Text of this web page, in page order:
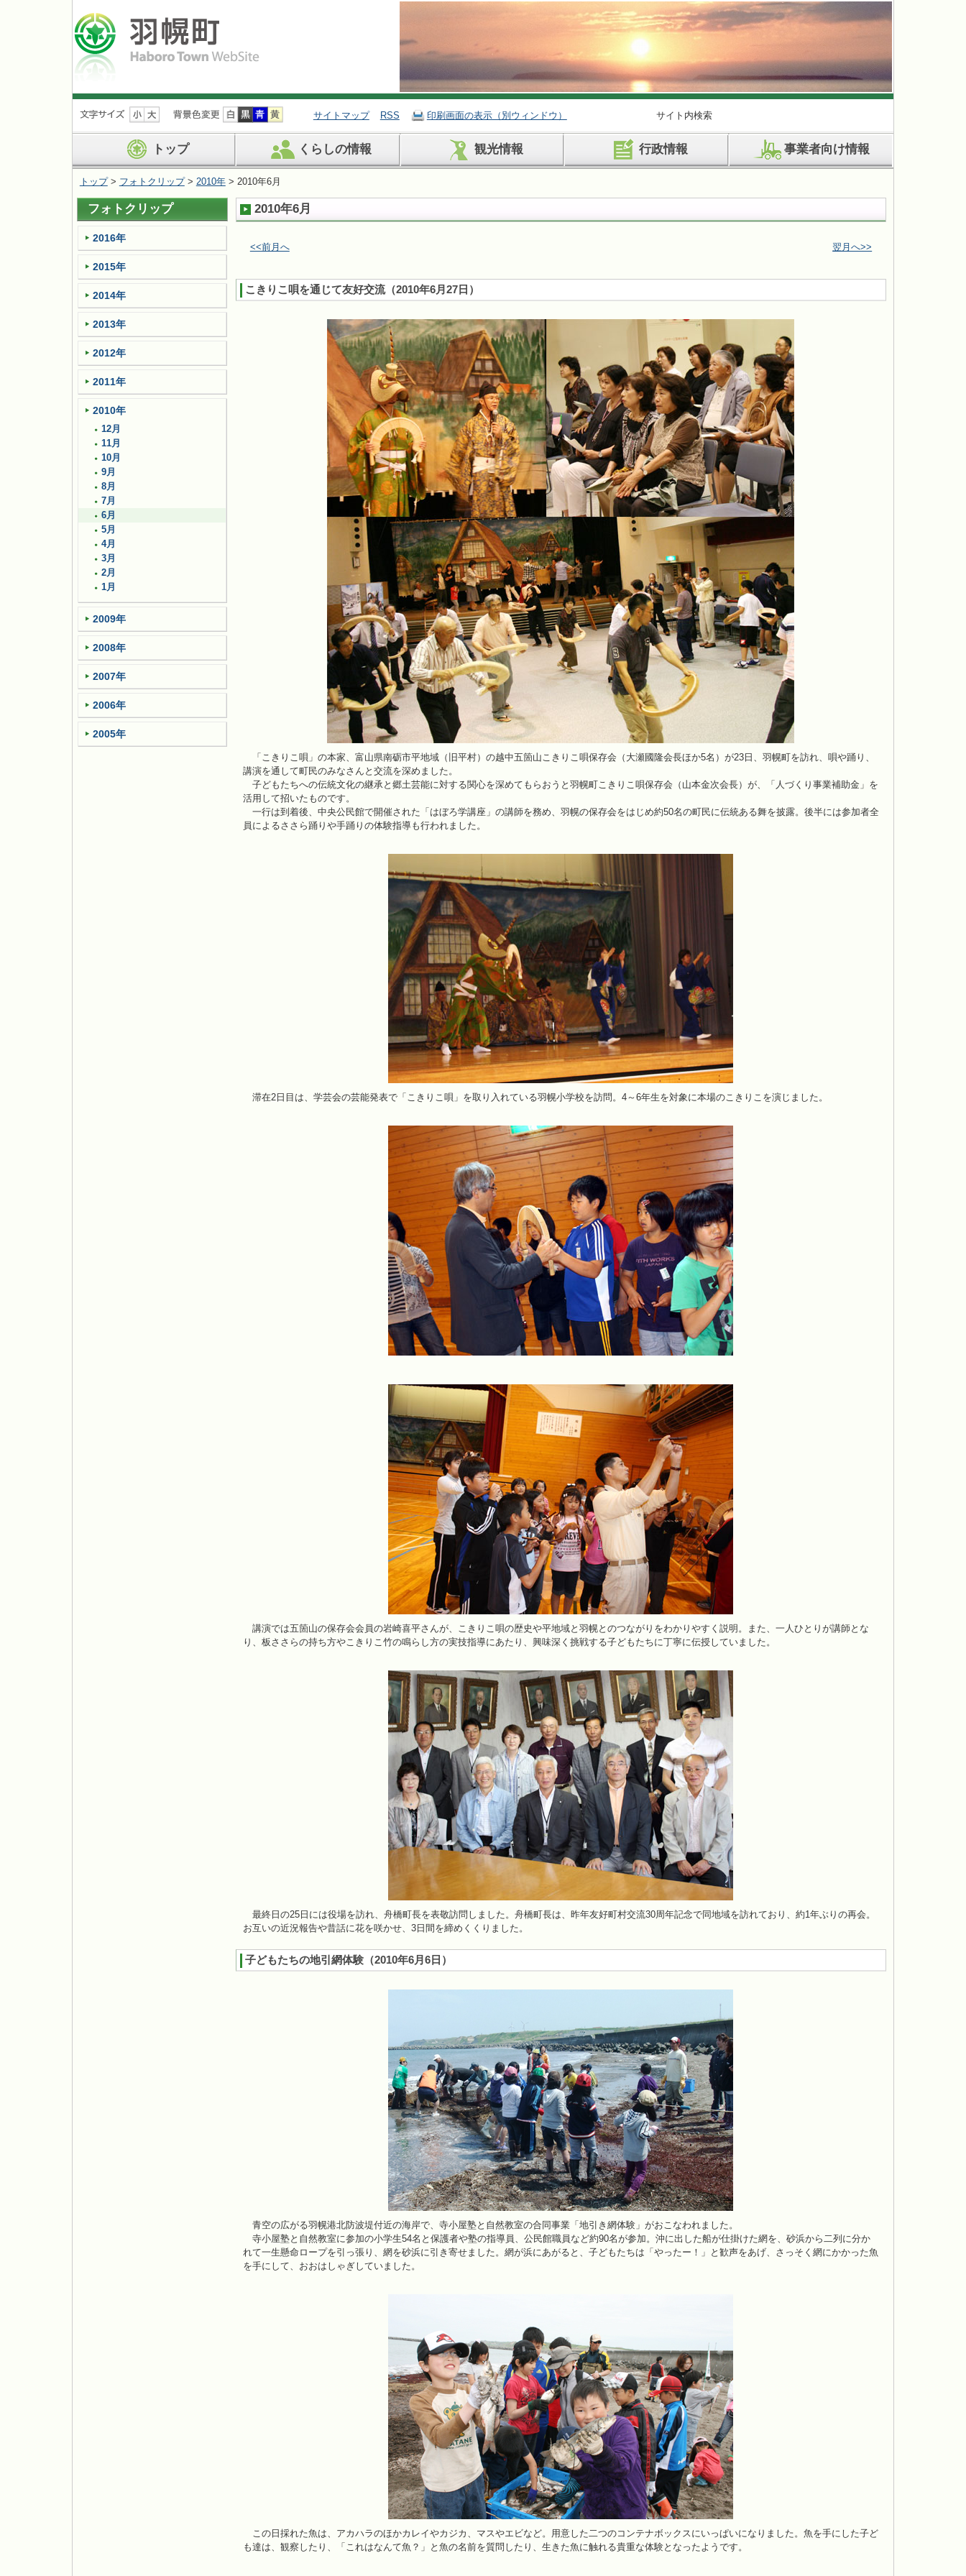
ナ
ビ
ョ
ン
を
飛
ば
す
サイトマップ RSS 印刷画面の表示（別ウィンドウ） サイト内検索
トップ くらしの情報 観光情報 行政情報 事業者向け情報
トップ> フォトクリップ> 2010年> 2010年6月
2010年6月
<<前月へ 翌月へ>>
こきりこ唄を通じて友好交流（2010年6月27日 ）
「こきりこ唄」の本家、富山県南砺市平地域（旧平村）の越中五箇山こきりこ唄保存会（大瀬國隆会長ほか5名）が23日、羽幌町を訪れ、唄や踊り、
講演を通して町民のみなさんと交流を深めました。
子どもたちへの伝統文化の継承と郷土芸能に対する関心を深めてもらおうと羽幌町こきりこ唄保存会（山本金次会長）が、「人づくり事業補助金」を
活用して招いたものです。
一行は到着後、中央公民館で開催された「はぼろ学講座」の講師を務め、羽幌の保存会をはじめ約50名の町民に伝統ある舞を披露。後半には参加者全
員によるささら踊りや手踊りの体験指導も行われました。
滞在2日目は、学芸会の芸能発表で「こきりこ唄」を取り入れている羽幌小学校を訪問。4～6年生を対象に本場のこきりこを演じました。
講演では五箇山の保存会会員の岩崎喜平さんが、こきりこ唄の歴史や平地域と羽幌とのつながりをわかりやすく説明。また、一人ひとりが講師とな
り、板ささらの持ち方やこきりこ竹の鳴らし方の実技指導にあたり、興味深く挑戦する子どもたちに丁寧に伝授していました。
最終日の25日には役場を訪れ、舟橋町長を表敬訪問しました。舟橋町長は、昨年友好町村交流30周年記念で同地域を訪れており、約1年ぶりの再会。
お互いの近況報告や昔話に花を咲かせ、3日間を締めくくりました。
子どもたちの地引網体験（2010年6月6日 ）
青空の広がる羽幌港北防波堤付近の海岸で、寺小屋塾と自然教室の合同事業「地引き網体験」がおこなわれました。
寺小屋塾と自然教室に参加の小学生54名と保護者や塾の指導員、公民館職員など約90名が参加。沖に出した船が仕掛けた網を、砂浜から二列に分か
れて一生懸命ロープを引っ張り、網を砂浜に引き寄せました。網が浜にあがると、子どもたちは「やったー！」と歓声をあげ、さっそく網にかかった魚
を手にして、おおはしゃぎしていました。
この日採れた魚は、アカハラのほかカレイやカジカ、マスやエビなど。用意した二つのコンテナボックスにいっぱいになりました。魚を手にした子ど
も達は、観察したり、「これはなんて魚？」と魚の名前を質問したり、生きた魚に触れる貴重な体験となったようです。
フォトクリップ
2016年
2015年
2014年
2013年
2012年
2011年
2010年
12月
11月
10月
9月
8月
7月
6月
5月
4月
3月
2月
1月
2009年
2008年
2007年
2006年
2005年